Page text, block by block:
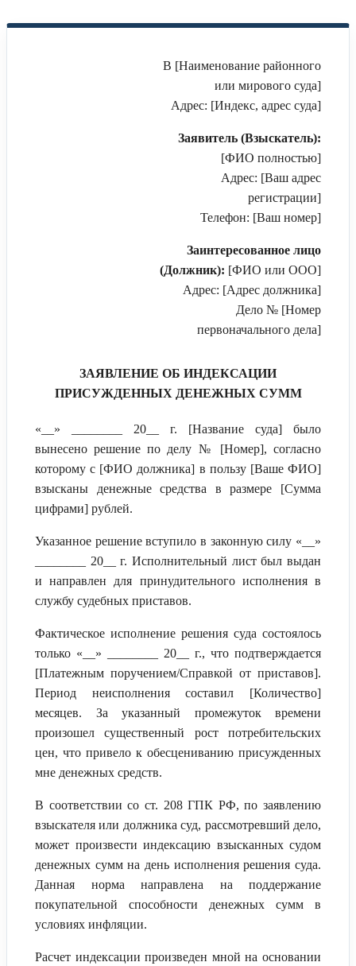
В [Наименование районного
или мирового суда]
Адрес: [Индекс, адрес суда]
Заявитель (Взыскатель):
[ФИО полностью]
Адрес: [Ваш адрес
регистрации]
Телефон: [Ваш номер]
Заинтересованное лицо
(Должник): [ФИО или ООО]
Адрес: [Адрес должника]
Дело № [Номер
первоначального дела]
ЗАЯВЛЕНИЕ ОБ ИНДЕКСАЦИИ
ПРИСУЖДЕННЫХ ДЕНЕЖНЫХ СУММ
«__» ________ 20__ г. [Название суда] было
вынесено решение по делу № [Номер], согласно
которому с [ФИО должника] в пользу [Ваше ФИО]
взысканы денежные средства в размере [Сумма
цифрами] рублей.
Указанное решение вступило в законную силу «__»
________ 20__ г. Исполнительный лист был выдан
и направлен для принудительного исполнения в
службу судебных приставов.
Фактическое исполнение решения суда состоялось
только «__» ________ 20__ г., что подтверждается
[Платежным поручением/Справкой от приставов].
Период неисполнения составил [Количество]
месяцев. За указанный промежуток времени
произошел существенный рост потребительских
цен, что привело к обесцениванию присужденных
мне денежных средств.
В соответствии со ст. 208 ГПК РФ, по заявлению
взыскателя или должника суд, рассмотревший дело,
может произвести индексацию взысканных судом
денежных сумм на день исполнения решения суда.
Данная норма направлена на поддержание
покупательной способности денежных сумм в
условиях инфляции.
Расчет индексации произведен мной на основании